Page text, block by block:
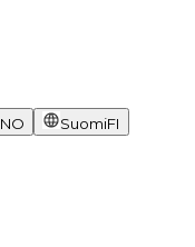
NO SuomiFI